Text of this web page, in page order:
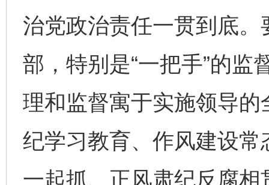
治党政治责任一贯到底。
部，特别是“一把手”的监
理和监督寓于实施领导
纪学习教育、作风建设
一起抓、正风肃纪反腐